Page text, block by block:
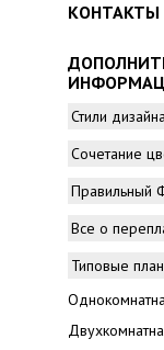
КОНТАКТЫ
Стили
Сочетание
Правильный
Все о
Типовые